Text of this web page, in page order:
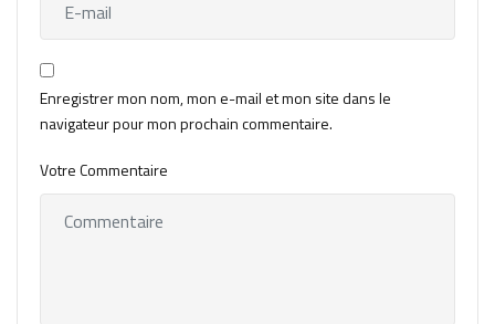
Enregistrer mon nom, mon e-mail et mon site dans le
navigateur pour mon prochain commentaire.
Votre Commentaire